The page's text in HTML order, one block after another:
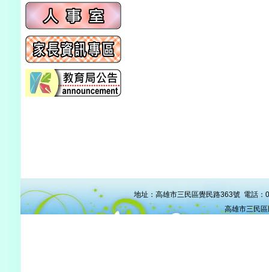
:::
地址：高雄市三民區覺民路363號 電話
高雄市三民